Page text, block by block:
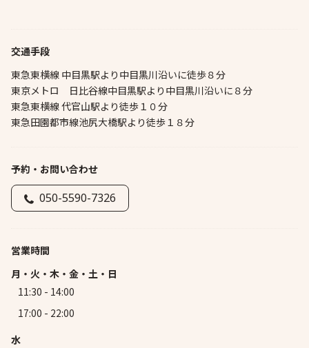
交通手段
東急東横線 中目黒駅より中目黒川沿いに徒歩８分
東京メトロ 日比谷線中目黒駅より中目黒川沿いに８分
東急東横線 代官山駅より徒歩１０分
東急田園都市線池尻大橋駅より徒歩１８分
予約・お問い合わせ
050-5590-7326
営業時間
月・火・木・金・土・日
11:30 - 14:00
17:00 - 22:00
水